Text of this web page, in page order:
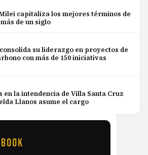
capitaliza los mejores términos de
de un siglo
su liderazgo en proyectos de
con más de 150 iniciativas
en la intendencia de Villa Santa Cruz
Llanos asume el cargo
BOOK